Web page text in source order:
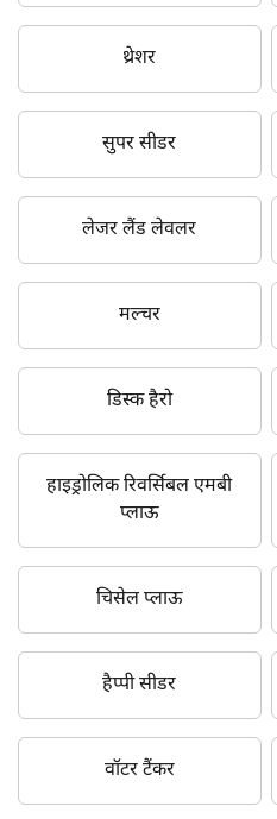
थ्रेशर
सुपर सीडर
लेजर लैंड लेवलर
मल्चर
डिस्क हैरो
हाइड्रोलिक रिवर्सिबल एमबी
प्लाऊ
चिसेल प्लाऊ
हैप्पी सीडर
वॉटर टैंकर